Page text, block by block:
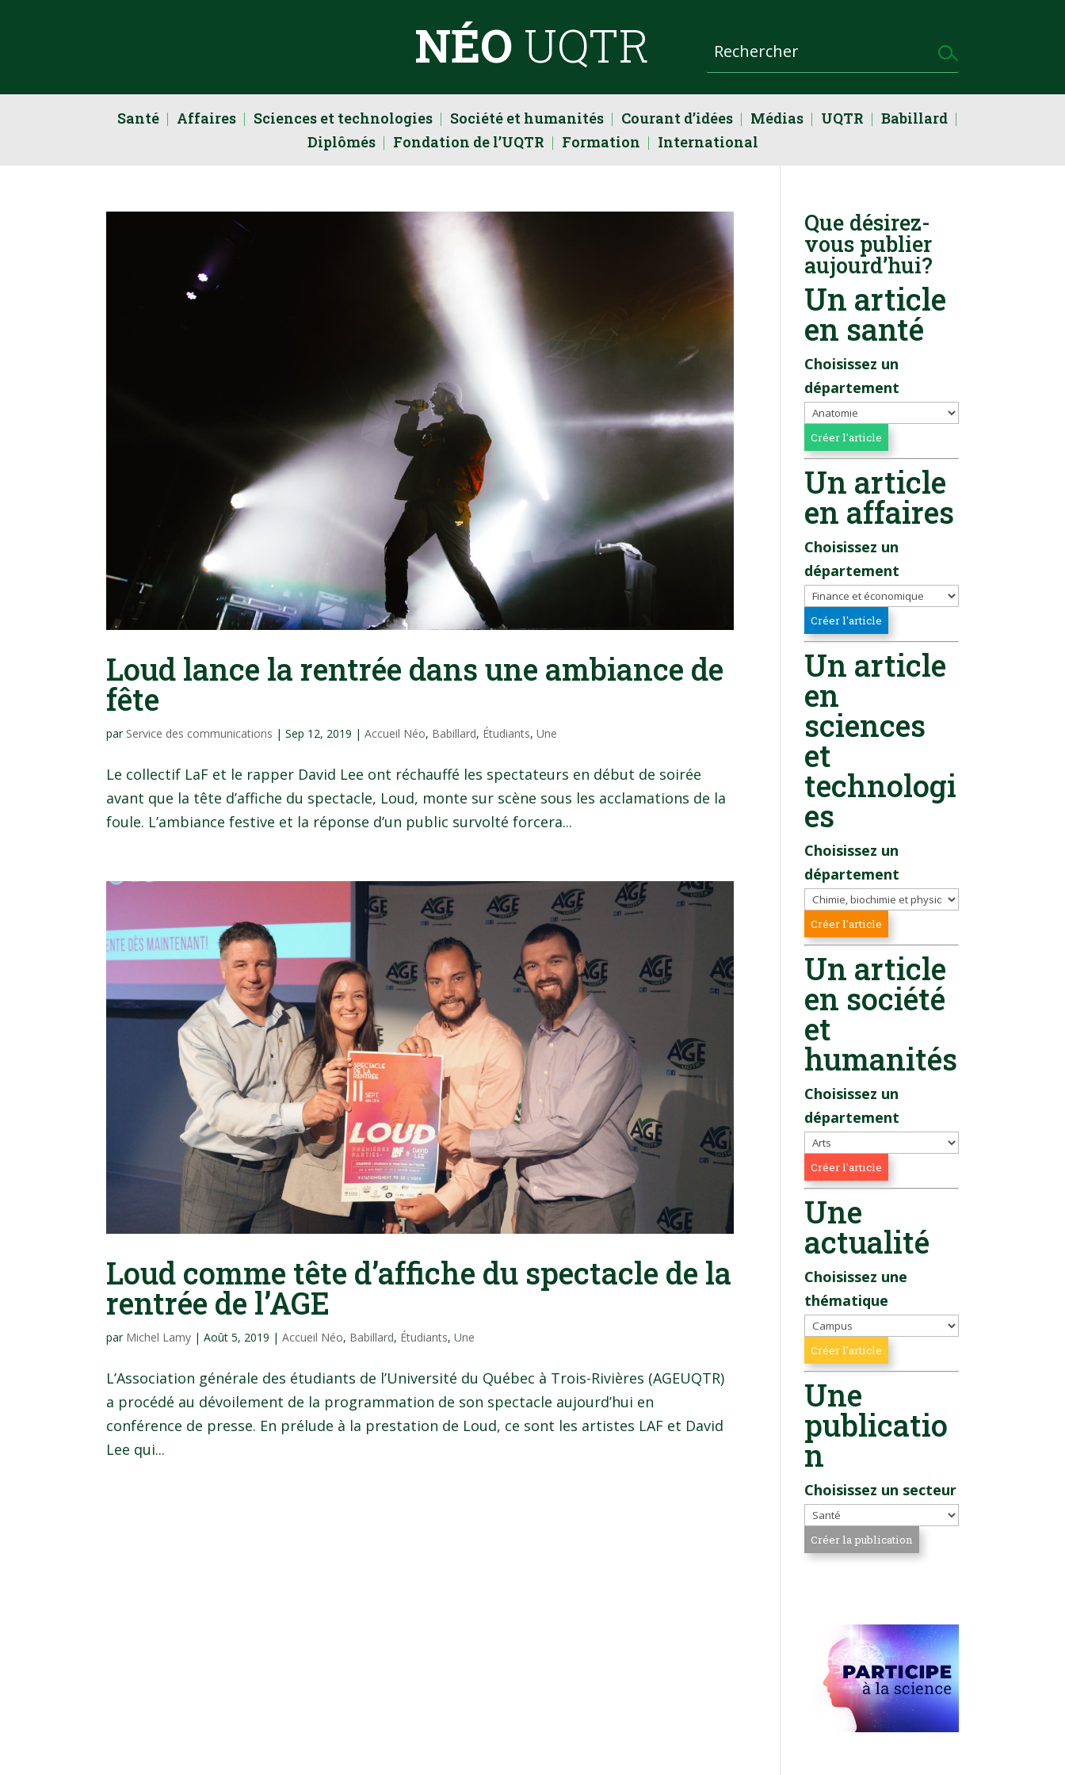
NÉO UQTR
Santé Affaires Sciences et technologies Société et humanités Courant d’idées Médias UQTR
Babillard
Diplômés
Fondation de l’UQTR Formation International
Loud lance la rentrée dans une ambiance de
fête
par Service des communications |Sep 12, 2019 |Accueil Néo, Babillard, Étudiants,Une
Le collectif LaF et le rapper David Lee ont réchauffé les spectateurs en début de soirée
avant que la tête d’affiche du spectacle, Loud, monte sur scène sous les acclamations de la
foule. L’ambiance festive et la réponse d’un public survolté forcera...
Loud comme tête d’affiche du spectacle de la
rentrée de l’AGE
par Michel Lamy |Août 5, 2019 |Accueil Néo, Babillard, Étudiants,Une
L’Association générale des étudiants de l’Université du Québec à Trois-Rivières (AGEUQTR)
a procédé au dévoilement de la programmation de son spectacle aujourd’hui en
conférence de presse. En prélude à la prestation de Loud, ce sont les artistes LAF et David
Lee qui...
Que désirez-
vous publier
aujourd’hui?
Un article
en santé
Choisissez un
département
Un article
en affaires
Choisissez un
département
Un article
en
sciences
et
technologi
es
Choisissez un
département
Un article
en société
et
humanités
Choisissez un
département
Une
actualité
Choisissez une
thématique
Une
publicatio
n
Choisissez un secteur